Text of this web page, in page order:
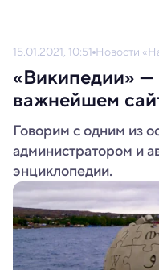
15.01.2021, 10:51 Новости
«Википедии» —
важнейшем
Говорим с одним из
администратором и
энциклопедии.